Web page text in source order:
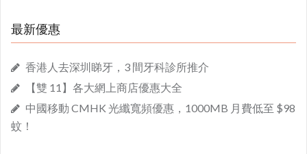
最新優惠
香港人去深圳睇牙，3 間牙科診所推介
【雙 11】各大網上商店優惠大全
中國移動 CMHK 光纖寬頻優惠，1000MB 月費低至 $98
蚊！